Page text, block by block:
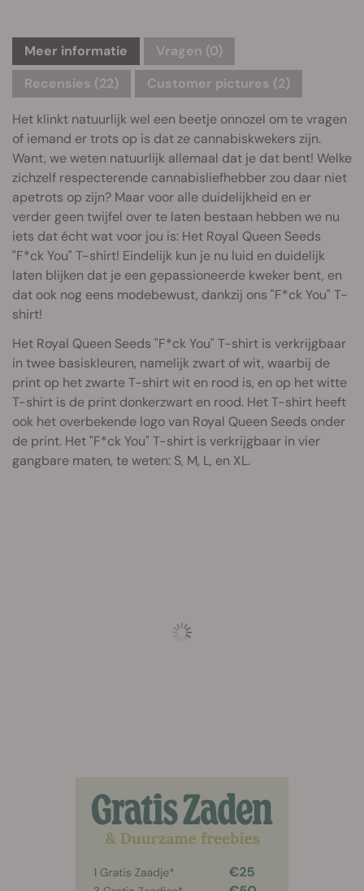
Meer informatie Vragen (0)
Recensies (22)
Customer pictures (2)
Het klinkt natuurlijk wel een beetje onnozel om te vragen
of iemand er trots op is dat ze cannabiskwekers zijn.
Want, we weten natuurlijk allemaal dat je dat bent! Welke
zichzelf respecterende cannabisliefhebber zou daar niet
apetrots op zijn? Maar voor alle duidelijkheid en er
verder geen twijfel over te laten bestaan hebben we nu
iets dat écht wat voor jou is: Het Royal Queen Seeds
"F*ck You" T-shirt! Eindelijk kun je nu luid en duidelijk
laten blijken dat je een gepassioneerde kweker bent, en
dat ook nog eens modebewust, dankzij ons "F*ck You" T-
shirt!
Het Royal Queen Seeds "F*ck You" T-shirt is verkrijgbaar
in twee basiskleuren, namelijk zwart of wit, waarbij de
print op het zwarte T-shirt wit en rood is, en op het witte
T-shirt is de print donkerzwart en rood. Het T-shirt heeft
ook het overbekende logo van Royal Queen Seeds onder
de print. Het "F*ck You" T-shirt is verkrijgbaar in vier
gangbare maten, te weten: S, M, L, en XL.